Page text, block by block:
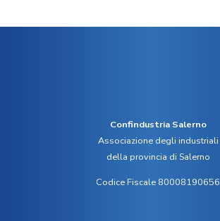
Confindustria Salerno
Associazione degli industriali
della provincia di Salerno
Codice Fiscale 80008190656